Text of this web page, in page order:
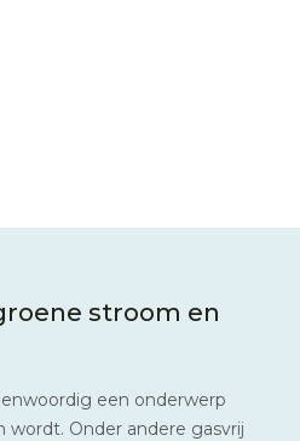
stroom en
een onderwerp
wordt. Onder andere gasvrij